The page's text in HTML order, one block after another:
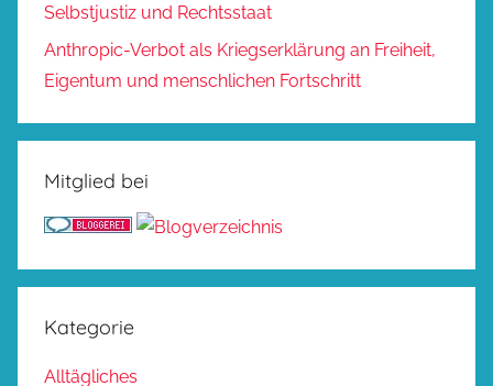
Selbstjustiz und Rechtsstaat
Anthropic-Verbot als Kriegserklärung an Freiheit,
Eigentum und menschlichen Fortschritt
Mitglied bei
Kategorie
Alltägliches